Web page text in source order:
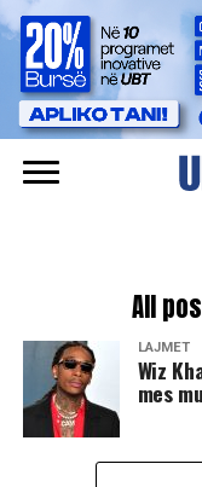
All
LAJMET
Wiz
mes